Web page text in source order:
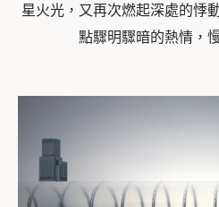
星火光，又再次燃起深處的悸
點驟明驟暗的熱情，